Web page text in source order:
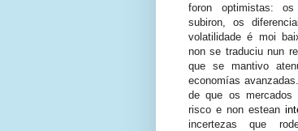
foron optimistas:
subiron, os
volatilidade é moi
non se traduciu nun
que se mantivo
economías
de que os mercados
risco e non estean
incertezas que